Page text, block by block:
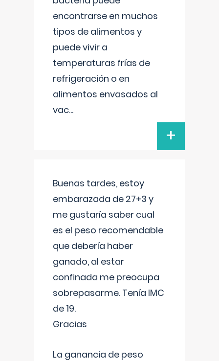
encontrarse en muchos
tipos de alimentos y
puede vivir a
temperaturas frías de
refrigeración o en
alimentos envasados al
vac...
+
Buenas tardes, estoy
embarazada de 27+3 y
me gustaría saber cual
es el peso recomendable
que debería haber
ganado, al estar
confinada me preocupa
sobrepasarme. Tenía IMC
de 19.
Gracias
La ganancia de peso